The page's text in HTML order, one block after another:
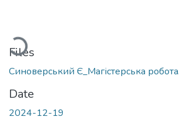
Loading...
Files
Синоверський Є_Магістерська
Date
2024-12-19